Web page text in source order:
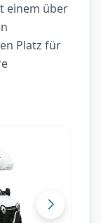
einem über
Platz für